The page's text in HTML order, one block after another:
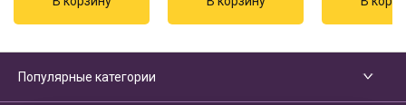
Популярные категории